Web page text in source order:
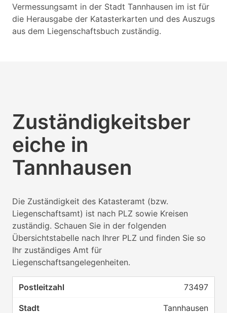
Vermessungsamt in der Stadt Tannhausen im ist für
die Herausgabe der Katasterkarten und des Auszugs
aus dem Liegenschaftsbuch zuständig.
Zuständigkeitsber
eiche in
Tannhausen
Die Zuständigkeit des Katasteramt (bzw.
Liegenschaftsamt) ist nach PLZ sowie Kreisen
zuständig. Schauen Sie in der folgenden
Übersichtstabelle nach Ihrer PLZ und finden Sie so
Ihr zuständiges Amt für
Liegenschaftsangelegenheiten.
73497
Tannhausen